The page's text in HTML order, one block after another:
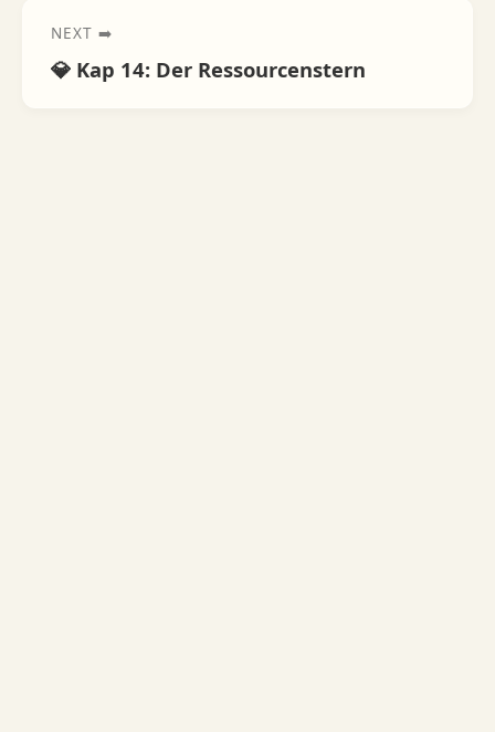
NEXT ➡️
💎 Kap 14: Der Ressourcenstern